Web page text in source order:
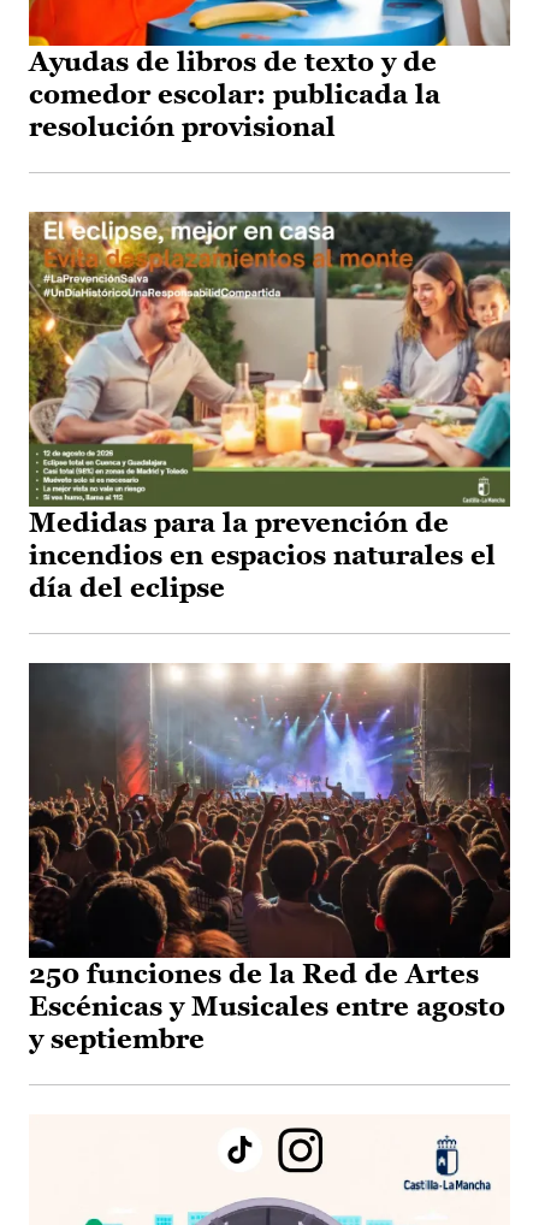
Ayudas de libros de texto y de
comedor escolar: publicada la
resolución provisional
Medidas para la prevención de
incendios en espacios naturales el
día del eclipse
250 funciones de la Red de Artes
Escénicas y Musicales entre agosto
y septiembre